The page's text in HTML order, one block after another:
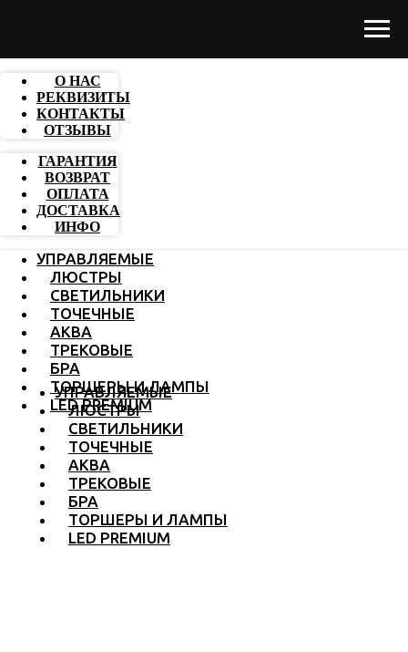
О НАС
РЕКВИЗИТЫ
КОНТАКТЫ
ОТЗЫВЫ
ГАРАНТИЯ
ВОЗВРАТ
ОПЛАТА
ДОСТАВКА
ИНФО
УПРАВЛЯЕМЫЕ
ЛЮСТРЫ
СВЕТИЛЬНИКИ
ТОЧЕЧНЫЕ
АКВА
ТРЕКОВЫЕ
БРА
ТОРШЕРЫ И ЛАМПЫ
LED PREMIUM
УПРАВЛЯЕМЫЕ
ЛЮСТРЫ
СВЕТИЛЬНИКИ
ТОЧЕЧНЫЕ
АКВА
ТРЕКОВЫЕ
БРА
ТОРШЕРЫ И ЛАМПЫ
LED PREMIUM